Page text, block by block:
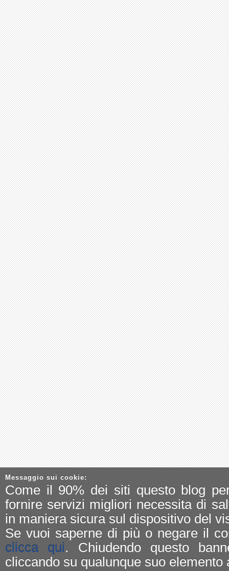
Messaggio sui cookie:
Come il 90% dei siti questo blog
fornire servizi migliori necessita di
in maniera sicura sul dispositivo del
Se vuoi saperne di più o negare il
clicca qui. Chiudendo questo
cliccando su qualunque suo